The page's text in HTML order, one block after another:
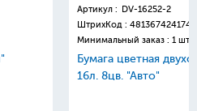
Артикул : DV-16252-2
ШтрихКод : 4813674241749
Минимальный заказ : 1 шт
Бумага цветная
16л. 8цв. "Авто"